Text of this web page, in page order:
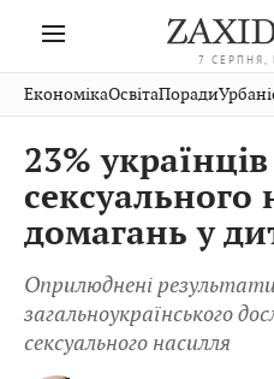
7 СЕРПНЯ,
Івано-
Франківськ
Тернопіль
Волинь
Закарпаття
Рівне
Чернівці
Шептицький
Стрий
ЕкономікаОсвітаПоради
23%
сексуального
домагань у
Оприлюднені
загальноукраїнського
сексуального насилля